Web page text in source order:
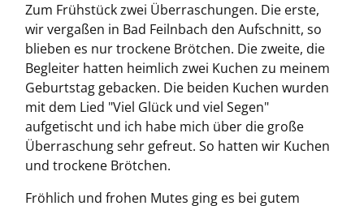
Zum Frühstück zwei Überraschungen. Die erste,
wir vergaßen in Bad Feilnbach den Aufschnitt, so
blieben es nur trockene Brötchen. Die zweite, die
Begleiter hatten heimlich zwei Kuchen zu meinem
Geburtstag gebacken. Die beiden Kuchen wurden
mit dem Lied "Viel Glück und viel Segen"
aufgetischt und ich habe mich über die große
Überraschung sehr gefreut. So hatten wir Kuchen
und trockene Brötchen.
Fröhlich und frohen Mutes ging es bei gutem